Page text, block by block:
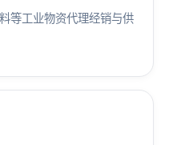
等工业物资代理经销与供